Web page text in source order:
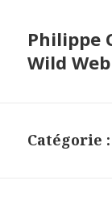
Philippe
Wild Web
Catégorie